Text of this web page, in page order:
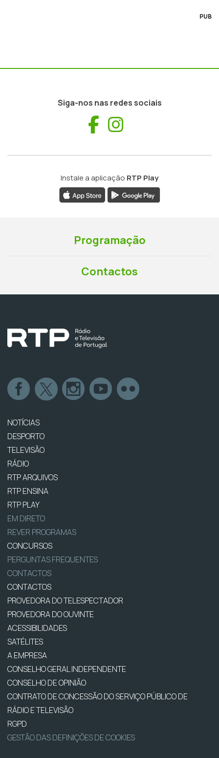
PUB
Siga-nos nas redes sociais
Facebook
Instale a aplicação RTP Play
Programação
Contactos
NOTÍCIAS
DESPORTO
TELEVISÃO
RÁDIO
RTP ARQUIVOS
RTP ENSINA
RTP PLAY
EM DIRETO
REVER PROGRAMAS
CONCURSOS
PERGUNTAS FREQUENTES
CONTACTOS
CONTACTOS
PROVEDORA DO TELESPECTADOR
PROVEDORA DO OUVINTE
ACESSIBILIDADES
SATÉLITES
A EMPRESA
CONSELHO GERAL INDEPENDENTE
CONSELHO DE OPINIÃO
CONTRATO DE CONCESSÃO DO SERVIÇO PÚBLICO DE
RÁDIO E TELEVISÃO
RGPD
GESTÃO DAS DEFINIÇÕES DE COOKIES